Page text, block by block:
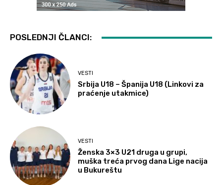
POSLEDNJI ČLANCI:
VESTI
Srbija U18 – Španija U18 (Linkovi za
praćenje utakmice)
VESTI
Ženska 3×3 U21 druga u grupi,
muška treća prvog dana Lige nacija
u Bukureštu